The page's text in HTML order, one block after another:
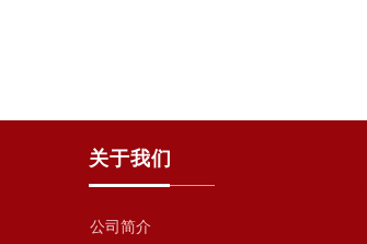
关于我们
公司简介